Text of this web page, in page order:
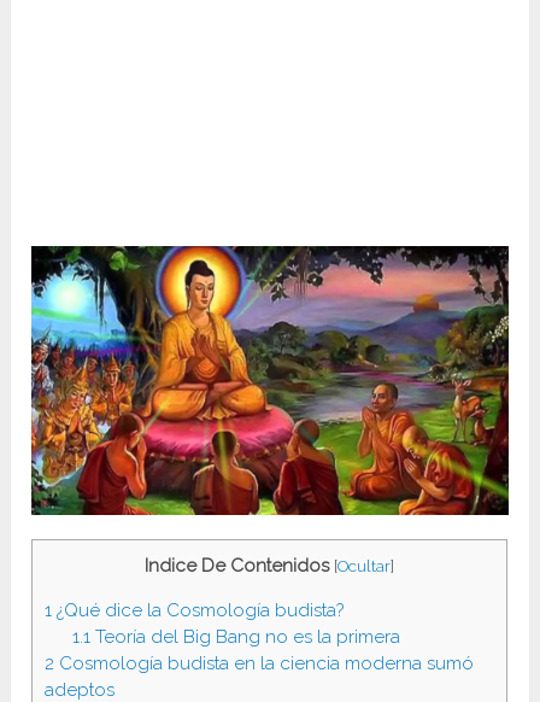
Indice De Contenidos [Ocultar]
1 ¿Qué dice la Cosmología budista?
1.1Teoría del Big Bang no es la primera
2 Cosmología budista en la ciencia moderna sumó
adeptos